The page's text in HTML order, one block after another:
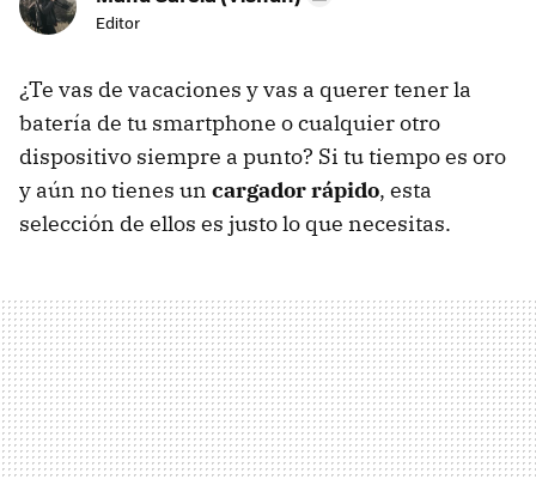
Editor
¿Te vas de vacaciones y vas a querer tener la
batería de tu smartphone o cualquier otro
dispositivo siempre a punto? Si tu tiempo es oro
y aún no tienes un cargador rápido, esta
selección de ellos es justo lo que necesitas.